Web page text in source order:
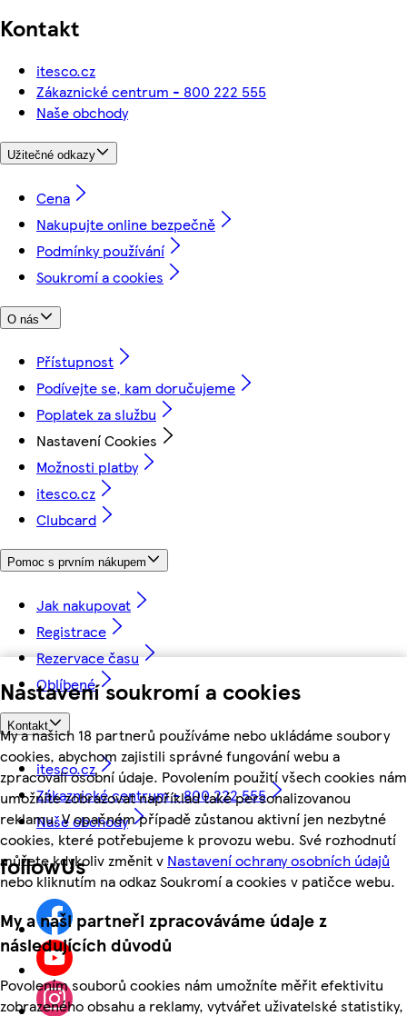
Nastavení soukromí a cookies
My a našich 18 partnerů používáme nebo ukládáme soubory
cookies, abychom zajistili správné fungování webu a
zpracovali osobní údaje. Povolením použití všech cookies nám
umožníte zobrazovat například také personalizovanou
reklamu. V opačném případě zůstanou aktivní jen nezbytné
cookies, které potřebujeme k provozu webu. Své rozhodnutí
můžete kdykoliv změnit v Nastavení ochrany osobních údajů
nebo kliknutím na odkaz Soukromí a cookies v patičce webu.
My a naši partneři zpracováváme údaje z
následujících důvodů
Povolením souborů cookies nám umožníte měřit efektivitu
zobrazeného obsahu a reklamy, vytvářet uživatelské statistiky,
Kontakt
itesco.cz
Zákaznické centrum - 800 222 555
Naše obchody
Užitečné odkazy
Cena
Nakupujte online bezpečně
Podmínky používání
Soukromí a cookies
O nás
Přístupnost
Podívejte se, kam doručujeme
Poplatek za službu
Nastavení Cookies
Možnosti platby
itesco.cz
Clubcard
Pomoc s prvním nákupem
Jak nakupovat
Registrace
Rezervace času
Oblíbené
Kontakt
itesco.cz
Zákaznické centrum - 800 222 555
Naše obchody
followUs